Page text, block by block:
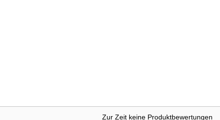
Zur Zeit keine Produktbewertungen